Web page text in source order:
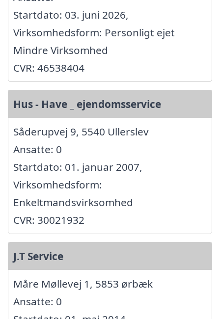
Startdato: 03. juni 2026,
Virksomhedsform: Personligt ejet
Mindre Virksomhed
CVR: 46538404
Hus - Have _ ejendomsservice
Såderupvej 9, 5540 Ullerslev
Ansatte: 0
Startdato: 01. januar 2007,
Virksomhedsform:
Enkeltmandsvirksomhed
CVR: 30021932
J.T Service
Måre Møllevej 1, 5853 ørbæk
Ansatte: 0